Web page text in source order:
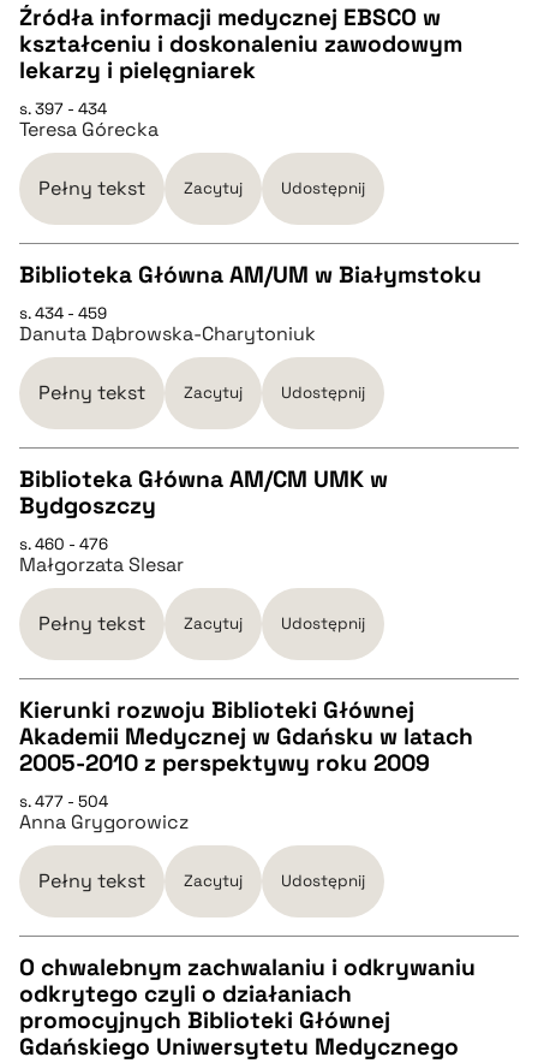
pobierz cytat
CZYSTY TEKST
pobierz cytat
BIBTEX
pobierz cytat
Źródła informacji medycznej EBSCO w
kształceniu i doskonaleniu zawodowym
lekarzy i pielęgniarek
s. 397 - 434
Teresa Górecka
Pełny tekst Zacytuj Udostępnij
CZYSTY TEKST
pobierz cytat
BIBTEX
Biblioteka Główna AM/UM w Białymstoku
s. 434 - 459
Danuta Dąbrowska-Charytoniuk
Pełny tekst Zacytuj Udostępnij
CZYSTY TEKST
pobierz cytat
BIBTEX
pobierz cytat
Biblioteka Główna AM/CM UMK w
Bydgoszczy
s. 460 - 476
Małgorzata Slesar
Pełny tekst Zacytuj Udostępnij
CZYSTY TEKST
pobierz cytat
BIBTEX
pobierz cytat
Kierunki rozwoju Biblioteki Głównej
Akademii Medycznej w Gdańsku w latach
2005-2010 z perspektywy roku 2009
s. 477 - 504
Anna Grygorowicz
Pełny tekst Zacytuj Udostępnij
CZYSTY TEKST
O chwalebnym zachwalaniu i odkrywaniu
odkrytego czyli o działaniach
promocyjnych Biblioteki Głównej
Gdańskiego Uniwersytetu Medycznego